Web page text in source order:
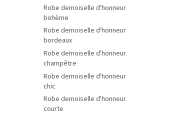
Robe demoiselle d'honneur
bohème
Robe demoiselle d'honneur
bordeaux
Robe demoiselle d'honneur
champêtre
Robe demoiselle d'honneur
chic
Robe demoiselle d'honneur
courte